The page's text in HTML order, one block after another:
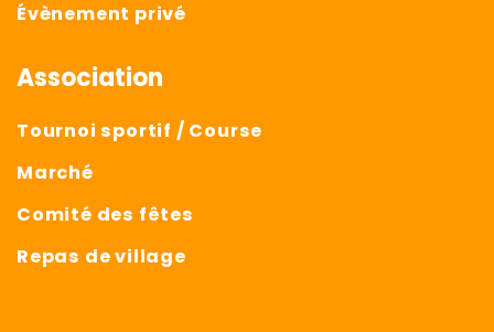
Évènement privé
Association
Tournoi sportif / Course
Marché
Comité des fêtes
Repas de village